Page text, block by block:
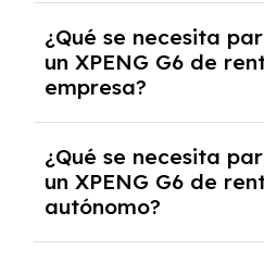
y, en algunos casos, una
crediticia y un pago
¿Qué se necesita
un XPENG G6 de
empresa?
documentación
casos, un informe de
y un pago inicial.
¿Qué se necesita
un XPENG G6 de
autónomo?